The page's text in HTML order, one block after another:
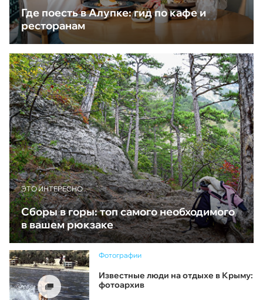
Где поесть в Алупке: гид по кафе и
ресторанам
ЭТО ИНТЕРЕСНО
Сборы в горы: топ самого необходимого
в вашем рюкзаке
Фотографии
Известные люди на отдыхе в Крыму:
фотоархив